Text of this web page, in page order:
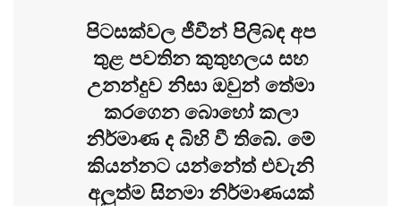
පිටසක්වල ජීවීන් පිලිබඳ අප
තුළ පවතින කුතුහලය සහ
උනන්දුව නිසා ඔවුන් තේමා
කරගෙන බොහෝ කලා
නිර්මාණ ද බිහි වී තිබේ. මේ
කියන්නට යන්නේත් එවැනි
අලුත්ම සිනමා නිර්මාණයක්